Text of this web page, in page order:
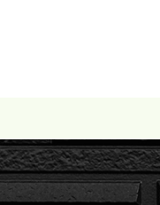
キ
ッ
プ
に
移
動